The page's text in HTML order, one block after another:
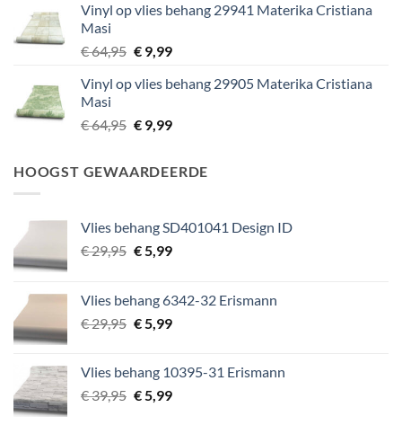
was:
is:
Vinyl op vlies behang 29941 Materika Cristiana
Masi
€64,95 Oorspronkelijke
was:
€9,99Huidige
is:
Vinyl op vlies behang 29905 Materika Cristiana
Masi
€64,95 Oorspronkelijke
€ 64,95.
€9,99Huidige
€ 9,99.
HOOGST GEWAARDEERDE
Vlies behang SD401041 Design ID
€29,95 Oorspronkelijke
€ 29,95.
€5,99Huidige
€ 5,99.
Vlies behang 6342-32 Erismann
€29,95 Oorspronkelijke
€ 29,95.
€5,99Huidige
€ 5,99.
Vlies behang 10395-31 Erismann
€39,95 Oorspronkelijke
€5,99Huidige